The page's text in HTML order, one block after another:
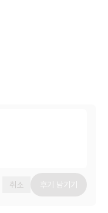
취소 후기 남기기